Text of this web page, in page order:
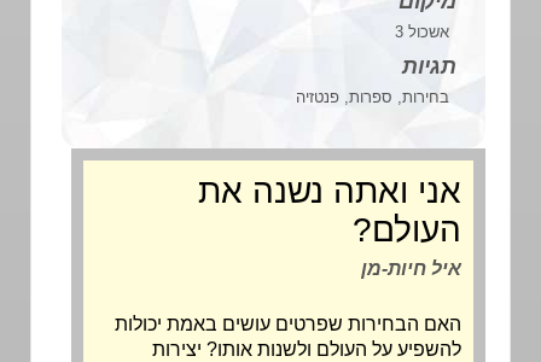
בחירות, ספרות, פנטזיה
אני ואתה נשנה את
העולם?
איל חיות-מן
האם הבחירות שפרטים עושים באמת יכולות
להשפיע על העולם ולשנות אותו? יצירות